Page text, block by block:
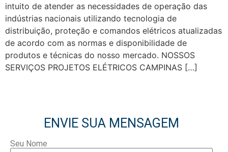
intuito de atender as necessidades de operação das
indústrias nacionais utilizando tecnologia de
distribuição, proteção e comandos elétricos atualizadas
de acordo com as normas e disponibilidade de
produtos e técnicas do nosso mercado. NOSSOS
SERVIÇOS PROJETOS ELÉTRICOS CAMPINAS […]
ENVIE SUA MENSAGEM
Seu Nome